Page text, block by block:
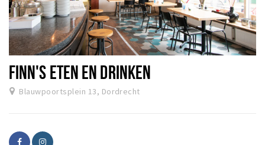
FINN'S ETEN EN DRINKEN
Blauwpoortsplein 13, Dordrecht